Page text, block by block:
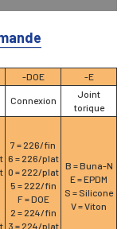
-DOE -E
Connexion
Joint
torique
7 = 226/fin
6 = 226/plat
0 = 222/plat
5 = 222/fin
F = DOE
2 = 224/fin
3 = 224/plat
B = Buna-N
E = EPDM
S = Silicone
V = Viton